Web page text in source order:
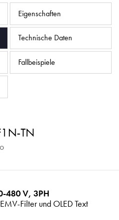
Eigenschaften
Technische Daten
Fallbeispiele
TN
480 V, 3PH
Filter und OLED Text
Datenschutzrichtlinie
Sitemap